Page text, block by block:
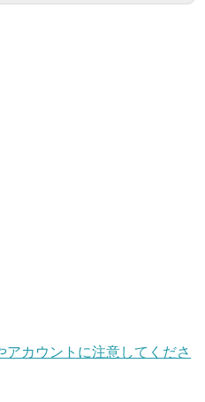
アカウントに注意してくださ